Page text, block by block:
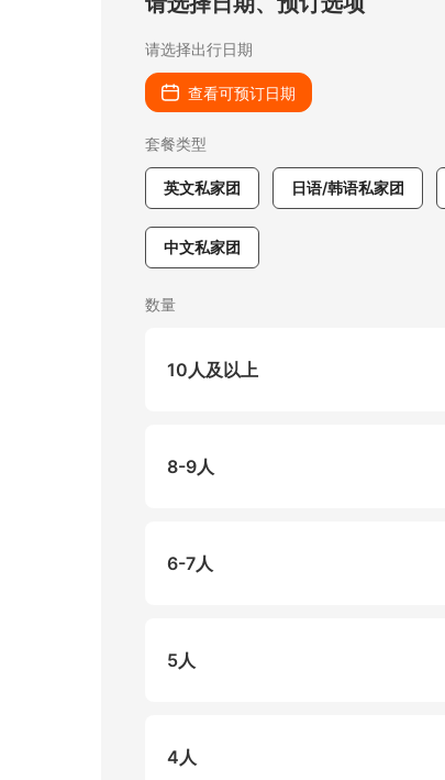
请选择出行日期
查看可预订日期
套餐类型
英文私家团 日语/韩语私家团
中文私家团
数量
10人及以上
8-9人
6-7人
5人
4人